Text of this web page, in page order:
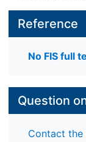
Reference
No FIS full
Question
Contact the